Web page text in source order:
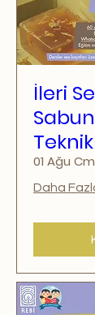
İleri
01 Ağu
Daha